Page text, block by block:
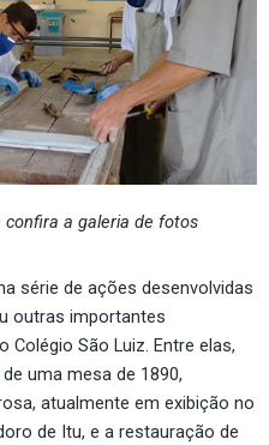
confira a galeria de fotos
série de ações desenvolvidas
outras importantes
Colégio São Luiz. Entre elas,
uma mesa de 1890,
, atualmente em exibição no
de Itu, e a restauração de